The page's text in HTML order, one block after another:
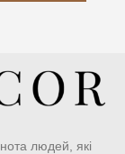
людей, які